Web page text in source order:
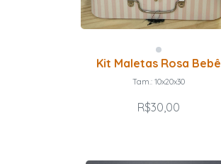
Kit Maletas Rosa Bebê
Tam.: 10x20x30
R$30,00